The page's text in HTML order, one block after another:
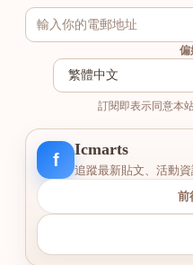
偏
訂閱即表示同意本
f
Icmarts
追蹤最新貼文、活動資
前